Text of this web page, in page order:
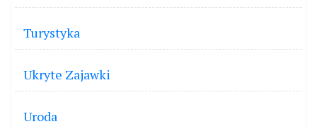
Turystyka
Ukryte Zajawki
Uroda